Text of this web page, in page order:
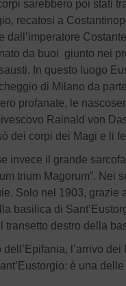
sarebbero poi stati
recatosi a
dall’imperatore
da buoi giunto nei
In questo luogo
di Milano da
profanate, le
Rainald von
dei corpi dei Magi e li
invece il grande
trium Magorum”.
Solo nel 1903, grazie
basilica di
transetto destro della
l’arrivo
è una